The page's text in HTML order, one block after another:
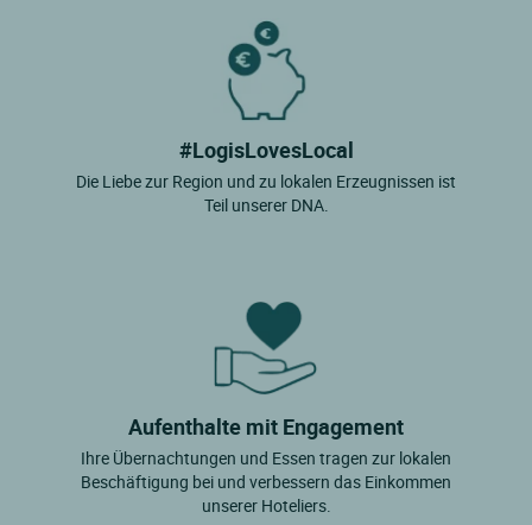
#LogisLovesLocal
Die Liebe zur Region und zu lokalen Erzeugnissen ist
Teil unserer DNA.
Aufenthalte mit Engagement
Ihre Übernachtungen und Essen tragen zur lokalen
Beschäftigung bei und verbessern das Einkommen
unserer Hoteliers.